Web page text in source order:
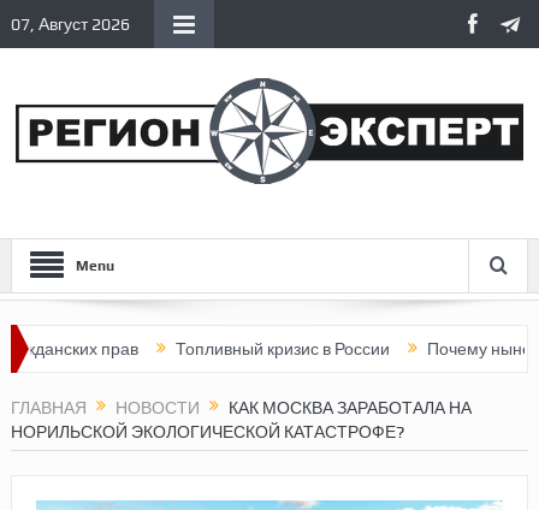
07, Август 2026
Menu
прав Топливный кризис в России Почему нынешняя
ГЛАВНАЯ НОВОСТИ
КАК МОСКВА ЗАРАБОТАЛА НА
НОРИЛЬСКОЙ ЭКОЛОГИЧЕСКОЙ КАТАСТРОФЕ?